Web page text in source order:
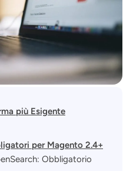
più Esigente
per Magento 2.4+
Obbligatorio